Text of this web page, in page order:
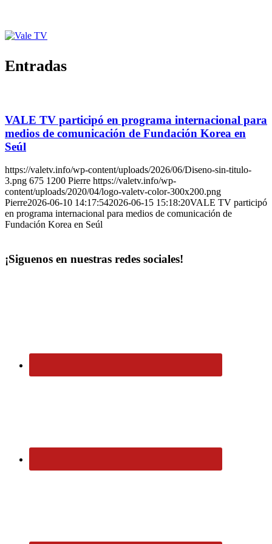
Entradas
VALE TV participó en programa internacional para
medios de comunicación de Fundación Korea en
Seúl
https://valetv.info/wp-content/uploads/2026/06/Diseno-sin-titulo-
3.png 675 1200 Pierre https://valetv.info/wp-
content/uploads/2020/04/logo-valetv-color-300x200.png
Pierre2026-06-10 14:17:542026-06-15 15:18:20VALE TV participó
en programa internacional para medios de comunicación de
Fundación Korea en Seúl
¡Siguenos en nuestras redes sociales!